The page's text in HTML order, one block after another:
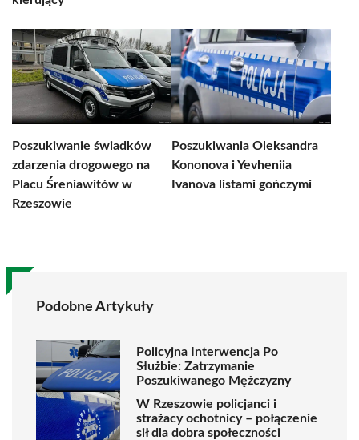
Poszukiwanie świadków
zdarzenia drogowego na
Placu Śreniawitów w
Rzeszowie
Poszukiwania Oleksandra
Kononova i Yevheniia
Ivanova listami gończymi
Podobne Artykuły
Policyjna Interwencja Po
Służbie: Zatrzymanie
Poszukiwanego Mężczyzny
W Rzeszowie policjanci i
strażacy ochotnicy – połączenie
sił dla dobra społeczności